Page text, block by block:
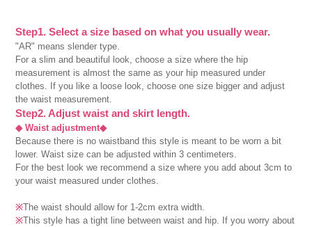
Step1. Select a size based on what you usually wear.
"AR" means slender type.
For a slim and beautiful look, choose a size where the hip
measurement is almost the same as your hip measured under
clothes. If you like a loose look, choose one size bigger and adjust
the waist measurement.
Step2. Adjust waist and skirt length.
◆ Waist adjustment◆
Because there is no waistband this style is meant to be worn a bit
lower. Waist size can be adjusted within 3 centimeters.
For the best look we recommend a size where you add about 3cm to
your waist measured under clothes.
※The waist should allow for 1-2cm extra width.
※This style has a tight line between waist and hip. If you worry about